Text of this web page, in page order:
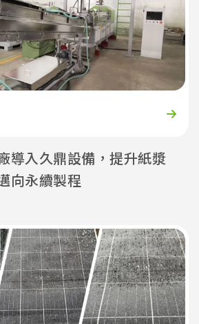
導入久鼎設備，提升紙漿
向永續製程